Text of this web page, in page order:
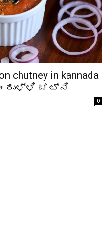
in kannada
ಚಟ್ನಿ
0